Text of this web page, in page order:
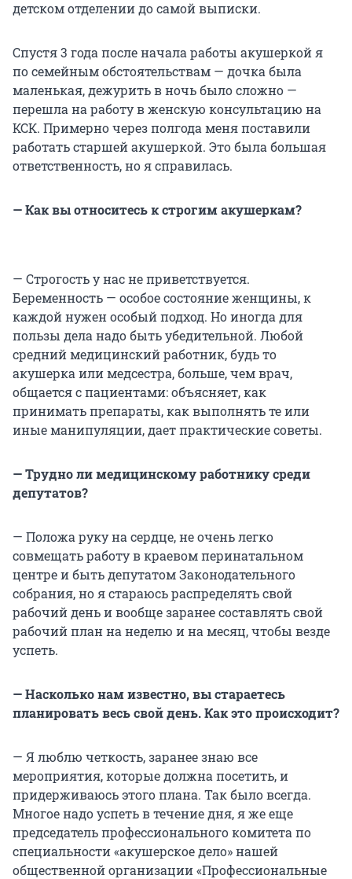
детском отделении до самой выписки.
Спустя 3 года после начала работы акушеркой я
по семейным обстоятельствам — дочка была
маленькая, дежурить в ночь было сложно —
перешла на работу в женскую консультацию на
КСК. Примерно через полгода меня поставили
работать старшей акушеркой. Это была большая
ответственность, но я справилась.
— Как вы относитесь к строгим акушеркам?
— Строгость у нас не приветствуется.
Беременность — особое состояние женщины, к
каждой нужен особый подход. Но иногда для
пользы дела надо быть убедительной. Любой
средний медицинский работник, будь то
акушерка или медсестра, больше, чем врач,
общается с пациентами: объясняет, как
принимать препараты, как выполнять те или
иные манипуляции, дает практические советы.
— Трудно ли медицинскому работнику среди
депутатов?
— Положа руку на сердце, не очень легко
совмещать работу в краевом перинатальном
центре и быть депутатом Законодательного
собрания, но я стараюсь распределять свой
рабочий день и вообще заранее составлять свой
рабочий план на неделю и на месяц, чтобы везде
успеть.
— Насколько нам известно, вы стараетесь
планировать весь свой день. Как это происходит?
— Я люблю четкость, заранее знаю все
мероприятия, которые должна посетить, и
придерживаюсь этого плана. Так было всегда.
Многое надо успеть в течение дня, я же еще
председатель профессионального комитета по
специальности «акушерское дело» нашей
общественной организации «Профессиональные